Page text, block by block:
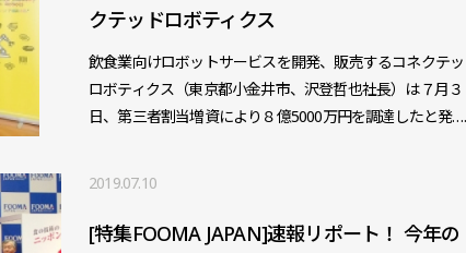
クテッドロボティクス
飲食業向けロボットサービスを開発、販売するコネクテ
ロボティクス（東京都小金井市、沢登哲也社長）は７月３
日、第三者割当増資により８億5000万円を調達したと発
2019.07.10
[特集FOOMA JAPAN]速報リポート！ 今年の